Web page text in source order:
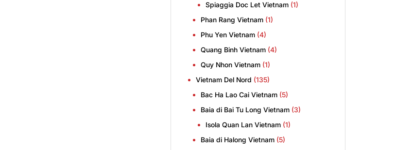
Spiaggia Doc Let Vietnam (1)
Phan Rang Vietnam (1)
Phu Yen Vietnam (4)
Quang Binh Vietnam (4)
Quy Nhon Vietnam (1)
Vietnam Del Nord (135)
Bac Ha Lao Cai Vietnam (5)
Baia di Bai Tu Long Vietnam (3)
Isola Quan Lan Vietnam (1)
Baia di Halong Vietnam (5)